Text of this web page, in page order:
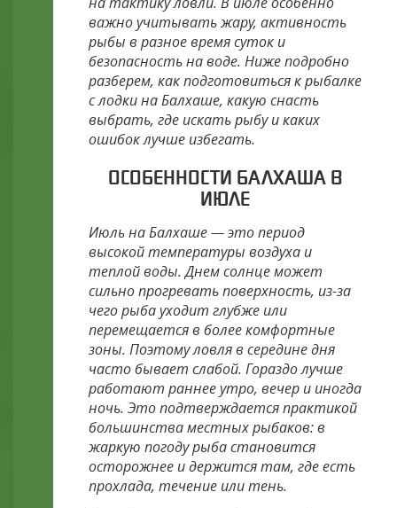
важно учитывать жару, активность
рыбы в разное время суток и
безопасность на воде. Ниже подробно
разберем, как подготовиться к рыбалке
с лодки на Балхаше, какую снасть
выбрать, где искать рыбу и каких
ошибок лучше избегать.
ОСОБЕННОСТИ БАЛХАША В
ИЮЛЕ
Июль на Балхаше — это период
высокой температуры воздуха и
теплой воды. Днем солнце может
сильно прогревать поверхность, из-за
чего рыба уходит глубже или
перемещается в более комфортные
зоны. Поэтому ловля в середине дня
часто бывает слабой. Гораздо лучше
работают раннее утро, вечер и иногда
ночь. Это подтверждается практикой
большинства местных рыбаков: в
жаркую погоду рыба становится
осторожнее и держится там, где есть
прохлада, течение или тень.